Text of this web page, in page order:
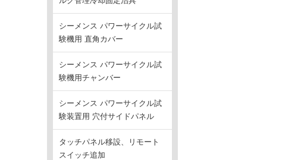
シーメンス パワーサイクル試
験機用 直角カバー
シーメンス パワーサイクル試
験機用チャンバー
シーメンス パワーサイクル試
験装置用 穴付サイドパネル
タッチパネル移設、リモート
スイッチ追加